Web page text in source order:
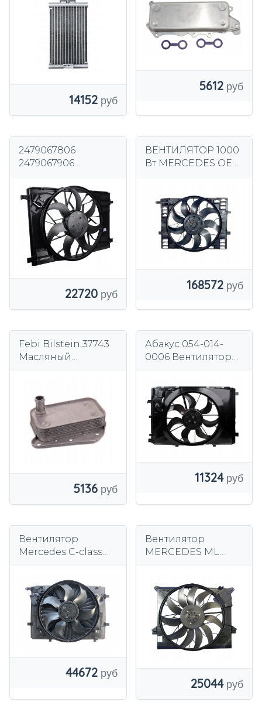
CLASS W211 ML
W164 A2115000200
14152
CDI OM642
6421800165
5612
2479067806
2479067906
A2479060100
A2479067806
A2479067906
22720
ВЕНТИЛЯТОР 1000
Вт MERCEDES OEM
0999067903
A0999063001
168572
Febi Bilstein 37743
Масляный
5136
Абакус 054-014-
0006 Вентилятор
11324
Вентилятор
Mercedes C-class
Оригинал
44672
Вентилятор
MERCEDES ML
25044